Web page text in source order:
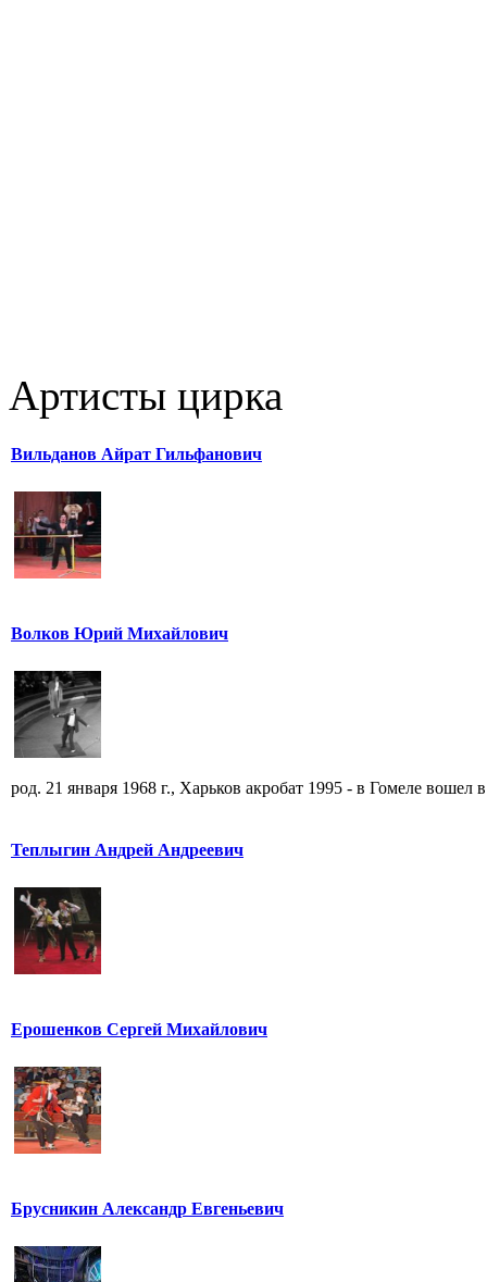
Артисты цирка
Вильданов Айрат Гильфанович
Волков Юрий Михайлович
род. 21 января 1968 г., Харьков акробат 1995 - в Гомеле вошел
Теплыгин Андрей Андреевич
Ерошенков Сергей Михайлович
Брусникин Александр Евгеньевич